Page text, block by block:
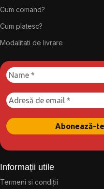
Cum comand?
Cum platesc?
Modalitati de livrare
Informații utile
Termeni si condiții